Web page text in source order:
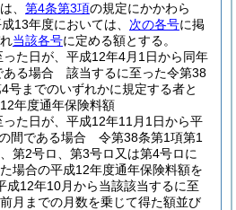
、 第4条第3項の規定にかかわら
13年度においては、 次の各号に掲
当該各号に定める額とする。
た日が、平成12年4月1日から同年
ある場合 該当するに至った令第38
号までのいずれかに規定する者と
年度通年保険料額
った日が、平成12年11月1日から平
間である場合 令第38条第1項第1
第2号ロ、第3号ロ又は第4号ロに
場合の平成12年度通年保険料額を
成12年10月から当該該当するに至
月までの月数を乗じて得た額並び